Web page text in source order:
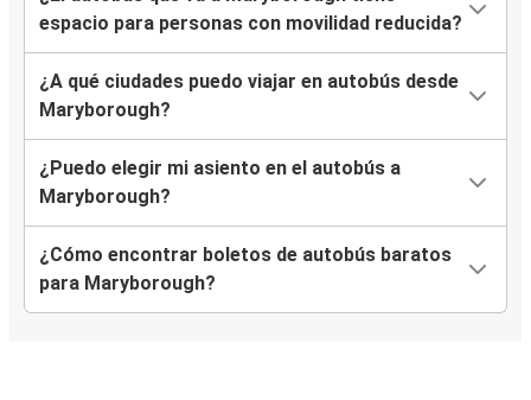
espacio para personas con movilidad reducida?
¿A qué ciudades puedo viajar en autobús desde
Maryborough?
¿Puedo elegir mi asiento en el autobús a
Maryborough?
¿Cómo encontrar boletos de autobús baratos
para Maryborough?